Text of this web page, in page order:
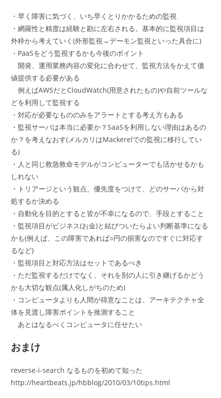
ー:
・早く障害に気づく、いち早くとりかかるための監視
・網羅性と精度は経験と勘に左右される。基本的に監視項目は
外枠から考えていく(外形監視→デーモン監視といった具合に)
・PaaSをどう監視するかも今後のポイント
開発、運用業務内容の変化に合わせて、監視方法をかえて価
値提供する必要がある
例えばAWSだとCloudWatch(用意されたもの)や自前ツールな
どを利用して監視する
・対応が必要なもののみをアラートとする考え方もある
・監視サーバは本当に必要か？SaaSを利用しない理由はあるの
か？を考えなおす(メルカリはMackerelでの監視に移行してい
る)
・人と同じ救急救命モデルがコンピューターでも活かせるかも
しれない
・トリアージという観点。優先度をつけて、どのサーバから対
処するか決める
・自動化を目的とすると皆が不幸になるので、手段とすること
・監視項目がビジネス(お金)と結びついたらよい判断基準になる
かも(例えば、この障害であれば○円の損害なのですぐに対応す
るなど)
・監視項目と対応方法はセットであるべき
・ただ監視するだけでなく、それを別の人に引き継げるかどう
かも大切な観点(属人化しがちのため)
・コンピュータよりも人間が得意なことは、アーキテクチャ全
体を見渡し障害ポイントを推測すること
あとはなるべくコンピュータに任せたい
おまけ
reverse-i-search なるものを初めて知った
http://heartbeats.jp/hbblog/2010/03/10tips.html